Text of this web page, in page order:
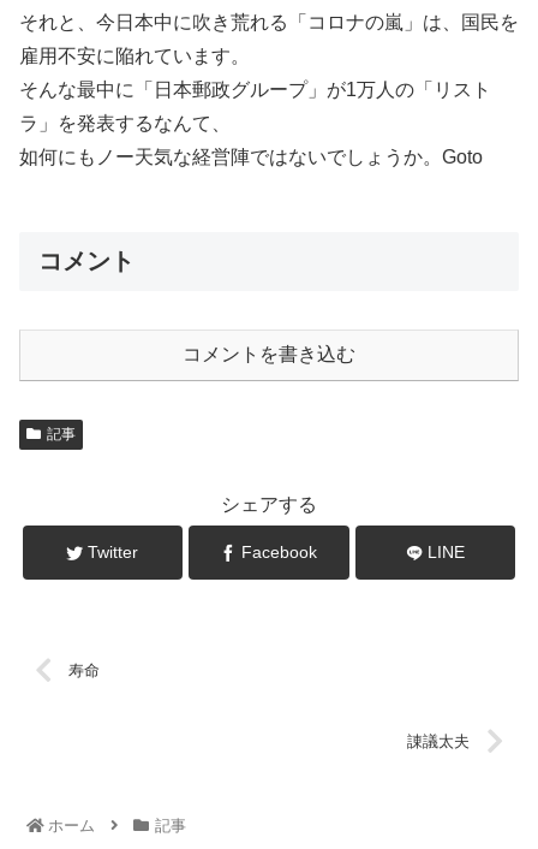
それと、今日本中に吹き荒れる「コロナの嵐」は、国民を
雇用不安に陥れています。
そんな最中に「日本郵政グループ」が1万人の「リスト
ラ」を発表するなんて、
如何にもノー天気な経営陣ではないでしょうか。Goto
コメント
コメントを書き込む
記事
シェアする
Twitter Facebook LINE
寿命
諌議太夫
ホーム 記事